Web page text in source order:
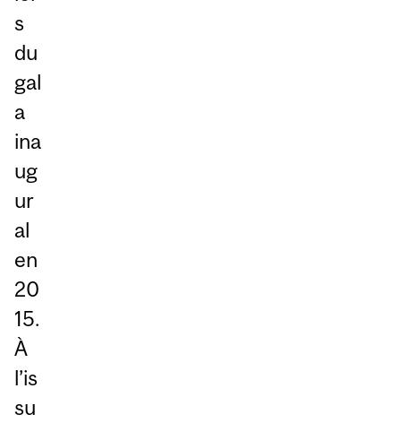
s
du
gal
a
ina
ug
ur
al
en
20
15.
À
l’is
su